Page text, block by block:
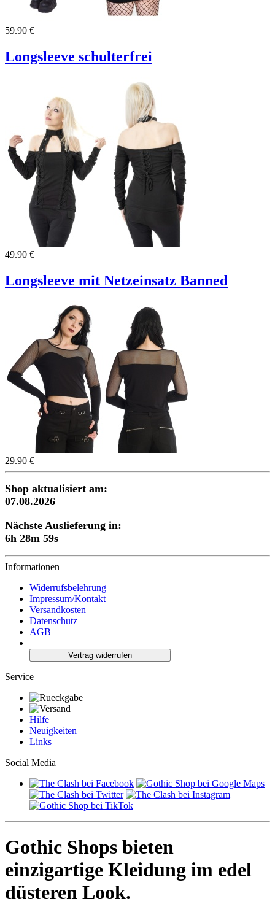
59.90 €
Longsleeve schulterfrei
49.90 €
Longsleeve mit Netzeinsatz Banned
29.90 €
Shop aktualisiert am:
07.08.2026
Nächste Auslieferung in:
6h 28m 58s
Informationen
Widerrufsbelehrung
Impressum/Kontakt
Versandkosten
Datenschutz
AGB
Vertrag widerrufen
Service
Hilfe
Neuigkeiten
Links
Social Media
Gothic Shops bieten
einzigartige Kleidung im edel
düsteren Look.